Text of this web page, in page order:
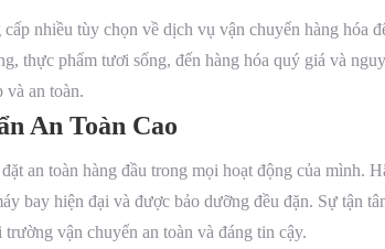
nhiều tùy chọn về dịch vụ vận chuyển hàng hóa
thực phẩm tươi sống, đến hàng hóa quý giá và
và an toàn.
An Toàn Cao
an toàn hàng đầu trong mọi hoạt động của mình.
bay hiện đại và được bảo dưỡng đều đặn. Sự tận
vận chuyển an toàn và đáng tin cậy.